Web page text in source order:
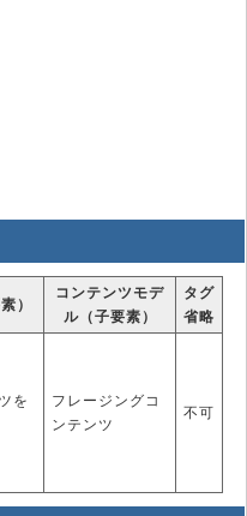
）
コンテンツモデ
ル（子要素）
タグ
省略
を
フレージングコ
ンテンツ
不可